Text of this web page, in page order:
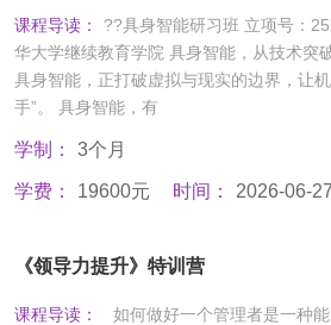
课程导读：
??具身智能研习班 立项号：
华大学继续教育学院 具身智能，从技术突
具身智能，正打破虚拟与现实的边界，让
手”。 具身智能，有
学制： 3个月
学费： 19600元 时间： 2026-06-27
《领导力提升》特训营
课程导读：
如何做好一个管理者是一种